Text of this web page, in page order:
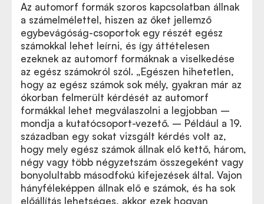
Az automorf formák szoros kapcsolatban állnak
a számelmélettel, hiszen az őket jellemző
egybevágóság-csoportok egy részét egész
számokkal lehet leírni, és így áttételesen
ezeknek az automorf formáknak a viselkedése
az egész számokról szól. „Egészen hihetetlen,
hogy az egész számok sok mély, gyakran már az
ókorban felmerült kérdését az automorf
formákkal lehet megválaszolni a legjobban –
mondja a kutatócsoport-vezető. – Például a 19.
században egy sokat vizsgált kérdés volt az,
hogy mely egész számok állnak elő kettő, három,
négy vagy több négyzetszám összegeként vagy
bonyolultabb másodfokú kifejezések által. Vajon
hányféleképpen állnak elő e számok, és ha sok
előállítás lehetséges, akkor ezek hogyan